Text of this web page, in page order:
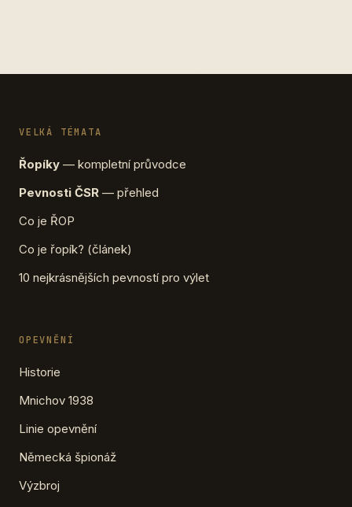
VELKÁ TÉMATA
Řopíky — kompletní průvodce
Pevnosti ČSR — přehled
Co je ŘOP
Co je řopík? (článek)
10 nejkrásnějších pevností pro výlet
OPEVNĚNÍ
Historie
Mnichov 1938
Linie opevnění
Německá špionáž
Výzbroj